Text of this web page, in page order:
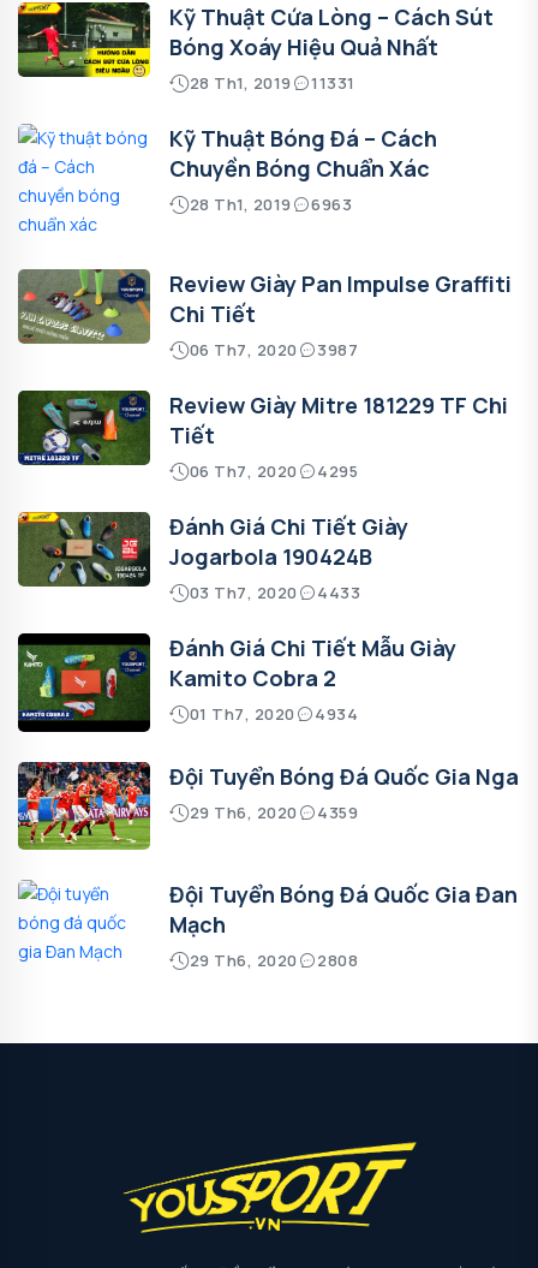
Kỹ Thuật Cứa Lòng – Cách Sút
Bóng Xoáy Hiệu Quả Nhất
28 Th1, 2019 11331
Kỹ Thuật Bóng Đá – Cách
Chuyền Bóng Chuẩn Xác
28 Th1, 2019 6963
Review Giày Pan Impulse Graffiti
Chi Tiết
06 Th7, 2020 3987
Review Giày Mitre 181229 TF Chi
Tiết
06 Th7, 2020 4295
Đánh Giá Chi Tiết Giày
Jogarbola 190424B
03 Th7, 2020 4433
Đánh Giá Chi Tiết Mẫu Giày
Kamito Cobra 2
01 Th7, 2020 4934
Đội Tuyển Bóng Đá Quốc Gia Nga
29 Th6, 2020 4359
Đội Tuyển Bóng Đá Quốc Gia Đan
Mạch
29 Th6, 2020 2808